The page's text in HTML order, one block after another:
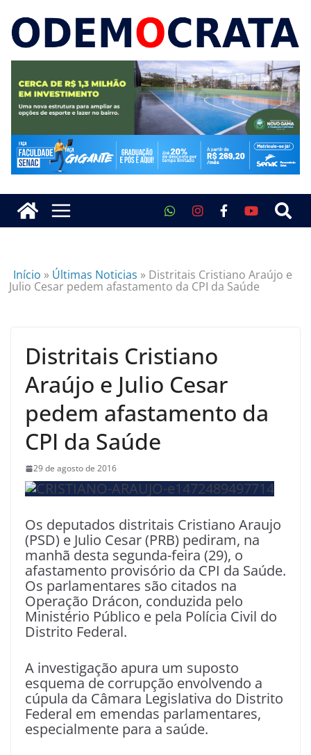
Início » Últimas Noticias » Distritais Cristiano Araújo e
Julio Cesar pedem afastamento da CPI da Saúde
Distritais Cristiano
Araújo e Julio Cesar
pedem afastamento da
CPI da Saúde
29 de agosto de 2016
Os deputados distritais Cristiano Araujo
(PSD) e Julio Cesar (PRB) pediram, na
manhã desta segunda-feira (29), o
afastamento provisório da CPI da Saúde.
Os parlamentares são citados na
Operação Drácon, conduzida pelo
Ministério Público e pela Polícia Civil do
Distrito Federal.
A investigação apura um suposto
esquema de corrupção envolvendo a
cúpula da Câmara Legislativa do Distrito
Federal em emendas parlamentares,
especialmente para a saúde.